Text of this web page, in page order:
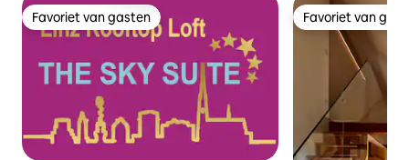
Favoriet van gasten
Favoriet van gasten Favoriet van
Favoriet van